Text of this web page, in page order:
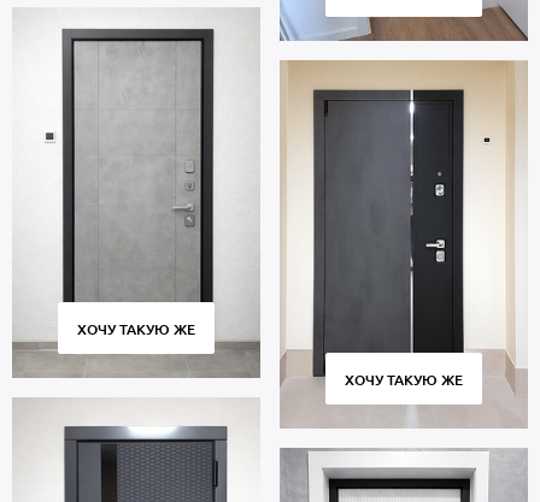
ХОЧУ ТАКУЮ ЖЕ
ХОЧУ ТАКУЮ ЖЕ